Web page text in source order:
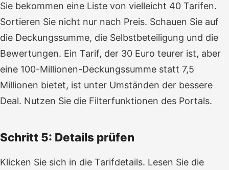
Sie bekommen eine Liste von vielleicht 40 Tarifen.
Sortieren Sie nicht nur nach Preis. Schauen Sie auf
die Deckungssumme, die Selbstbeteiligung und die
Bewertungen. Ein Tarif, der 30 Euro teurer ist, aber
eine 100-Millionen-Deckungssumme statt 7,5
Millionen bietet, ist unter Umständen der bessere
Deal. Nutzen Sie die Filterfunktionen des Portals.
Schritt 5: Details prüfen
Klicken Sie sich in die Tarifdetails. Lesen Sie die